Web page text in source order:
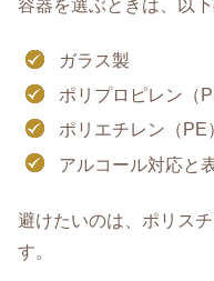
容器を選ぶときは、以
ガラス製
ポリプロピレン（
ポリエチレン（PE
アルコール対応と
避けたいのは、ポリス
す。